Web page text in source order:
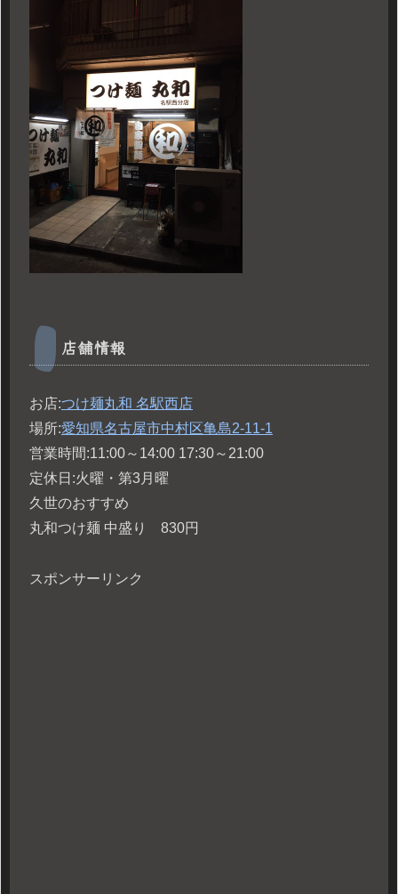
店舗情報
お店:つけ麺丸和 名駅西店
場所:愛知県名古屋市中村区亀島2-11-1
営業時間:11:00～14:00 17:30～21:00
定休日:火曜・第3月曜
久世のおすすめ
丸和つけ麺 中盛り 830円
スポンサーリンク